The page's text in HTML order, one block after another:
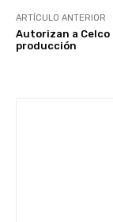
ARTÍCULO ANTERIOR
Autorizan a
producción